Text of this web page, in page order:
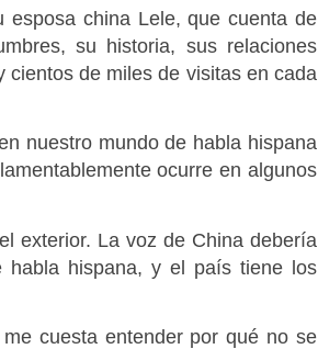
esposa china Lele, que cuenta de
su historia, sus relaciones
de miles de visitas en cada
nuestro mundo de habla hispana
ocurre en algunos
exterior. La voz de China debería
habla hispana, y el país tiene los
cuesta entender por qué no se